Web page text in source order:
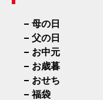
母の日
父の日
お中元
お歳暮
おせち
福袋